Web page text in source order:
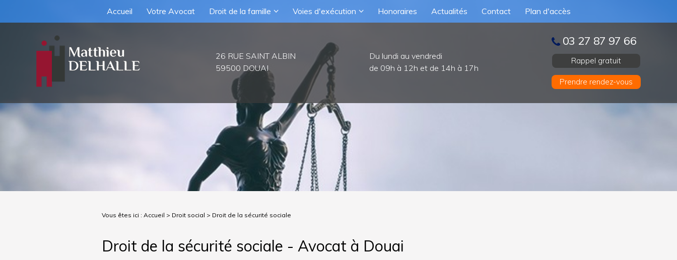
Accueil Votre Avocat Droit de la famille Voies d'exécution Honoraires Actualités Contact Plan d'accès
26 RUE SAINT ALBIN
59500 DOUAI
Du lundi au vendredi
de 09h à 12h et de 14h à 17h
03 27 87 97 66
Rappel gratuit
Prendre rendez-vous
Vous êtes ici : Accueil > Droit social > Droit de la sécurité sociale
Droit de la sécurité sociale - Avocat à Douai